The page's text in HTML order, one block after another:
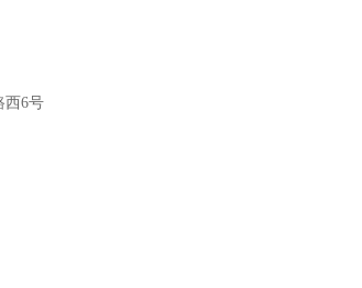
西6号